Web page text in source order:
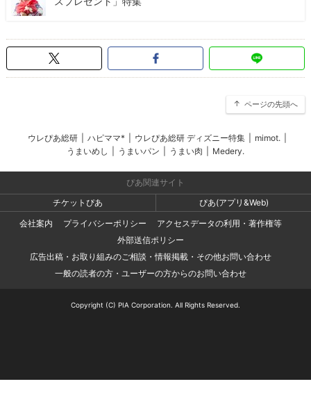
ページの先頭へ
ウレぴあ総研 ハピママ* ウレぴあ総研 ディズニー特集 mimot.
うまいめし
うまいパン うまい肉 Medery.
ぴあ関連サイト
チケットぴあ
ぴあ(アプリ&Web)
会社案内
プライバシーポリシー
アクセスデータの利用・著作権等
外部送信ポリシー
広告出稿・お取り組みのご相談・情報掲載・その他お問い合わせ
一般の読者の方・ユーザーの方からのお問い合わせ
Copyright (C) PIA Corporation. All Rights Reserved.